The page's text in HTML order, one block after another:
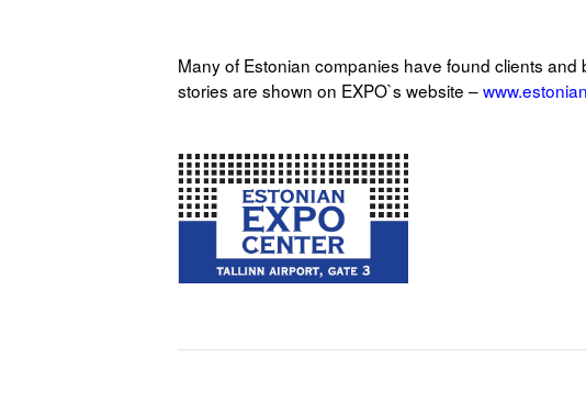
Many of Estonian companies have found clients
stories are shown on EXPO`s website –